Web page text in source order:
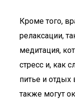
Кроме того,
релаксации,
медитация,
стресс и, как
питье и
также могут